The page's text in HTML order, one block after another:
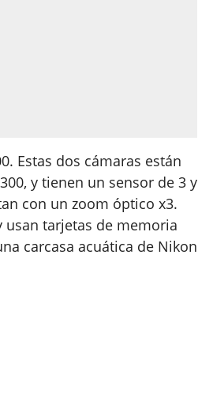
Estas dos cámaras están
y tienen un sensor de 3 y
con un zoom óptico x3.
usan tarjetas de memoria
carcasa acuática de Nikon